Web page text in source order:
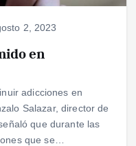
2, 2023
en
adicciones en
Salazar, director de
que durante las
que se…